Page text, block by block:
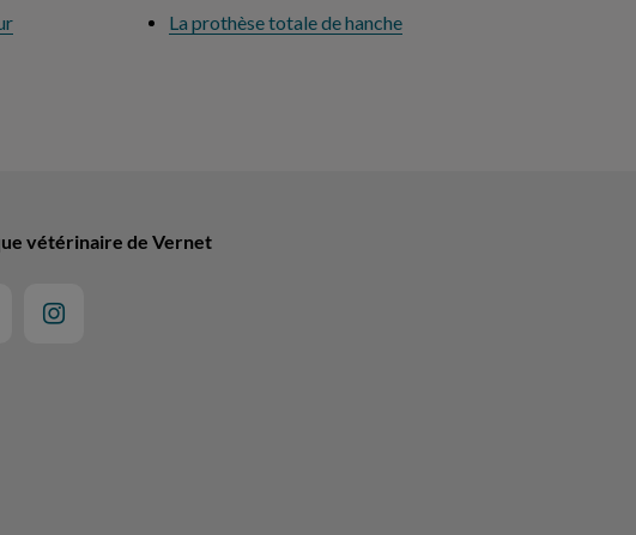
La prothèse totale de hanche
vétérinaire de Vernet